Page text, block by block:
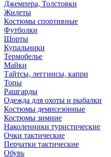
Джемпера, Толстовки
Жилеты
Костюмы спортивные
Футболки
Шорты
Купальники
Термобелье
Майки
Тайтсы, леггинсы, капри
Топы
Рашгарды
Одежда для охоты и рыбалки
Костюмы демисезонные
Костюмы зимние
Наколенники туристические
Очки тактические
Перчатки тактические
Обувь